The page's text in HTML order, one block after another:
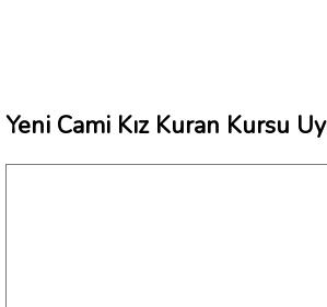
Yeni Cami Kız Kuran Kursu